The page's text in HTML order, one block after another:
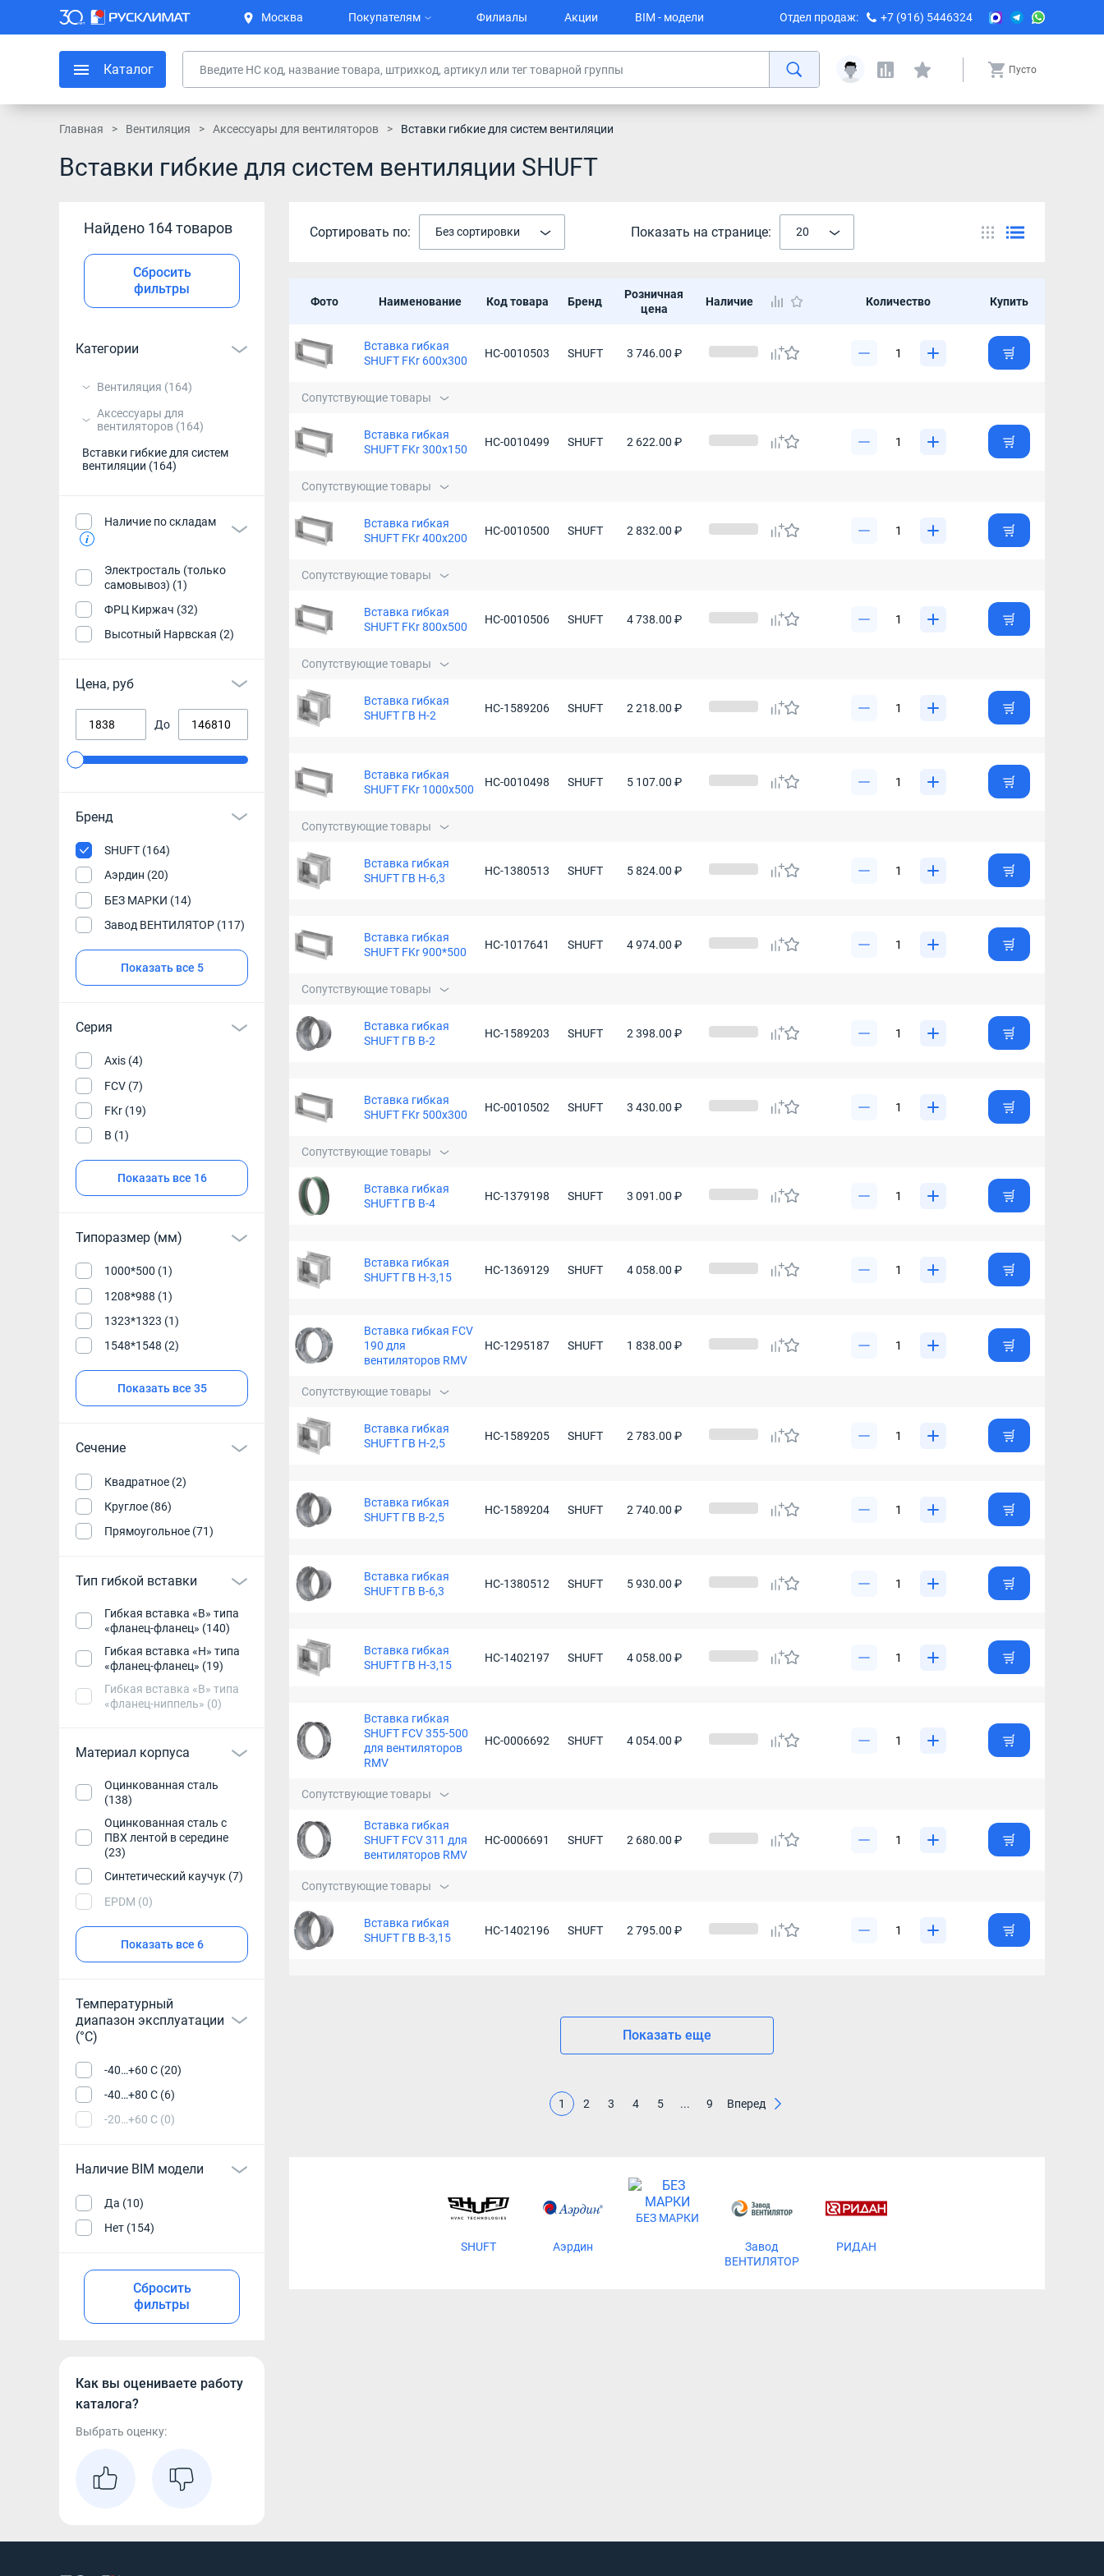
Москва Покупателям Филиалы Акции BIM - модели Отдел продаж: +7 (916) 5446324
Каталог Пусто
Главная Вентиляция Аксессуары для вентиляторов Вставки гибкие для систем вентиляции
Вставки гибкие для систем вентиляции SHUFT
Найдено 164 товаров
Сбросить
фильтры
Категории
Вентиляция (164)
Аксессуары для
вентиляторов (164)
Вставки гибкие для систем
вентиляции (164)
Наличие по складам
Электросталь (только
самовывоз) (1)
ФРЦ Киржач (32)
Высотный Нарвская (2)
Цена, руб
До
Бренд
SHUFT (164)
Аэрдин (20)
БЕЗ МАРКИ (14)
Завод ВЕНТИЛЯТОР (117)
Показать все 5
Серия
Axis (4)
FCV (7)
FKr (19)
В (1)
Показать все 16
Типоразмер (мм)
1000*500 (1)
1208*988 (1)
1323*1323 (1)
1548*1548 (2)
Показать все 35
Сечение
Квадратное (2)
Круглое (86)
Прямоугольное (71)
Тип гибкой вставки
Гибкая вставка «В» типа
«фланец-фланец» (140)
Гибкая вставка «Н» типа
«фланец-фланец» (19)
Гибкая вставка «В» типа
«фланец-ниппель» (0)
Материал корпуса
Оцинкованная сталь
(138)
Оцинкованная сталь с
ПВХ лентой в середине
(23)
Синтетический каучук (7)
EPDM (0)
Показать все 6
Температурный
диапазон эксплуатации
(°С)
-40…+60 С (20)
-40…+80 С (6)
-20…+60 С (0)
Наличие BIM модели
Да (10)
Нет (154)
Сбросить
фильтры
Как вы оцениваете работу
каталога?
Выбрать оценку:
Сортировать по: Без сортировки Показать на странице: 20
Фото Наименование Код товара Бренд
Розничная
цена
Наличие Количество Купить
Вставка гибкая
SHUFT FKr 600x300
НС-0010503 SHUFT 3 746.00 ₽
Сопутствующие товары
Вставка гибкая
SHUFT FKr 300x150
НС-0010499 SHUFT 2 622.00 ₽
Сопутствующие товары
Вставка гибкая
SHUFT FKr 400x200
НС-0010500 SHUFT 2 832.00 ₽
Сопутствующие товары
Вставка гибкая
SHUFT FKr 800x500
НС-0010506 SHUFT 4 738.00 ₽
Сопутствующие товары
Вставка гибкая
SHUFT ГВ Н-2
НС-1589206 SHUFT 2 218.00 ₽
Вставка гибкая
SHUFT FKr 1000x500
НС-0010498 SHUFT 5 107.00 ₽
Сопутствующие товары
Вставка гибкая
SHUFT ГВ Н-6,3
НС-1380513 SHUFT 5 824.00 ₽
Вставка гибкая
SHUFT FKr 900*500
НС-1017641 SHUFT 4 974.00 ₽
Сопутствующие товары
Вставка гибкая
SHUFT ГВ В-2
НС-1589203 SHUFT 2 398.00 ₽
Вставка гибкая
SHUFT FKr 500x300
НС-0010502 SHUFT 3 430.00 ₽
Сопутствующие товары
Вставка гибкая
SHUFT ГВ В-4
НС-1379198 SHUFT 3 091.00 ₽
Вставка гибкая
SHUFT ГВ Н-3,15
НС-1369129 SHUFT 4 058.00 ₽
Вставка гибкая FCV
190 для
вентиляторов RMV
НС-1295187 SHUFT 1 838.00 ₽
Сопутствующие товары
Вставка гибкая
SHUFT ГВ Н-2,5
НС-1589205 SHUFT 2 783.00 ₽
Вставка гибкая
SHUFT ГВ В-2,5
НС-1589204 SHUFT 2 740.00 ₽
Вставка гибкая
SHUFT ГВ В-6,3
НС-1380512 SHUFT 5 930.00 ₽
Вставка гибкая
SHUFT ГВ Н-3,15
НС-1402197 SHUFT 4 058.00 ₽
Вставка гибкая
SHUFT FCV 355-500
для вентиляторов
RMV
НС-0006692 SHUFT 4 054.00 ₽
Сопутствующие товары
Вставка гибкая
SHUFT FCV 311 для
вентиляторов RMV
НС-0006691 SHUFT 2 680.00 ₽
Сопутствующие товары
Вставка гибкая
SHUFT ГВ В-3,15
НС-1402196 SHUFT 2 795.00 ₽
Показать еще
1 2 3 4 5 ... 9 Вперед
SHUFT Аэрдин
БЕЗ МАРКИ
Завод
ВЕНТИЛЯТОР
РИДАН